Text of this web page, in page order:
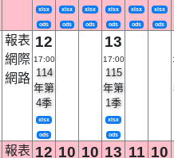
xlsx
ods
xlsx
ods
xlsx
ods
xlsx
ods
xlsx
ods
xlsx
ods
報表
網際
網路
12
17:00
114
年第
4季
xlsx
ods
13
17:00
115
年第
1季
xlsx
ods
報表 12 10 10 13 11 10